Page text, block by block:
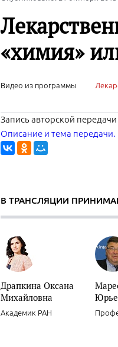
«химия»
Видео из программы
Запись авторской
Описание и тема передачи.
В ТРАНСЛЯЦИИ
Драпкина Оксана
Михайловна
Академик РАН